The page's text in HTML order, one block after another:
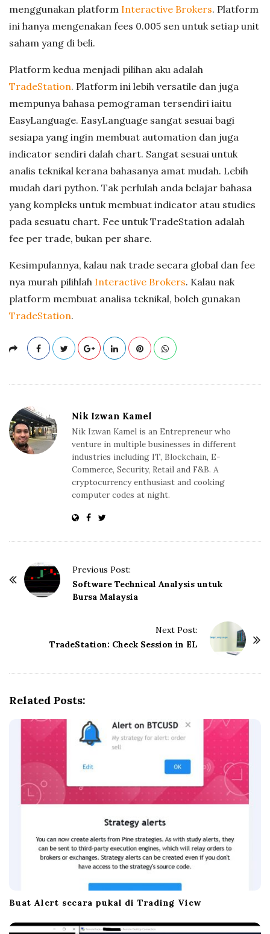
menggunakan platform Interactive Brokers. Platform
ini hanya mengenakan fees 0.005 sen untuk setiap unit
saham yang di beli.
Platform kedua menjadi pilihan aku adalah
TradeStation. Platform ini lebih versatile dan juga
mempunya bahasa pemograman tersendiri iaitu
EasyLanguage. EasyLanguage sangat sesuai bagi
sesiapa yang ingin membuat automation dan juga
indicator sendiri dalah chart. Sangat sesuai untuk
analis teknikal kerana bahasanya amat mudah. Lebih
mudah dari python. Tak perlulah anda belajar bahasa
yang kompleks untuk membuat indicator atau studies
pada sesuatu chart. Fee untuk TradeStation adalah
fee per trade, bukan per share.
Kesimpulannya, kalau nak trade secara global dan fee
nya murah pilihlah Interactive Brokers. Kalau nak
platform membuat analisa teknikal, boleh gunakan
TradeStation.
Nik Izwan Kamel
Nik Izwan Kamel is an Entrepreneur who
venture in multiple businesses in different
industries including IT, Blockchain, E-
Commerce, Security, Retail and F&B. A
cryptocurrency enthusiast and cooking
computer codes at night.
Previous Post:
Software Technical Analysis untuk
Bursa Malaysia
Next Post:
TradeStation: Check Session in EL
Related Posts:
Buat Alert secara pukal di Trading View